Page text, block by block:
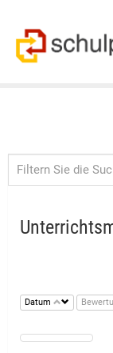
Datum